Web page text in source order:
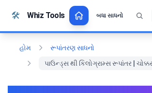
🛠️ Whiz Tools બધા સાધનો
હોમ
રૂપાંતરણ સાધનો
પાઉન્ડ્સ થી કિલોગ્રામ્સ રૂપાંતર |
💡 આ સાધન પસંદ કરો? તમારી મદદથી
બનાવો!
ખોલવા માટે ક્લિક કરો →